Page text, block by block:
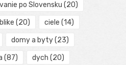
po Slovensku (20)
(20) ciele (14)
domy a byty(23)
(87) dych (20)